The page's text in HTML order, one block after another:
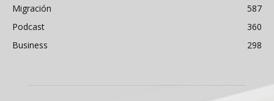
Migración
587
Podcast
360
Business
298